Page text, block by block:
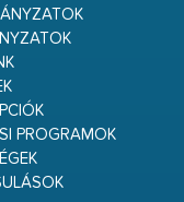
PROGRAMOK